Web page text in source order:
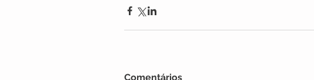
Comentários